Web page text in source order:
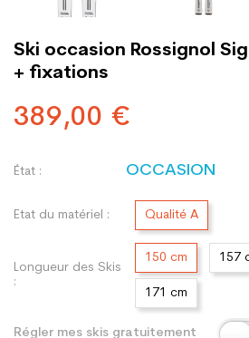
Ski occasion Rossignol
+ fixations
389,00 €
État : OCCASION
Etat du matériel : Qualité A
Longueur des Skis
:
150 cm 157
171 cm
Régler mes skis gratuitement